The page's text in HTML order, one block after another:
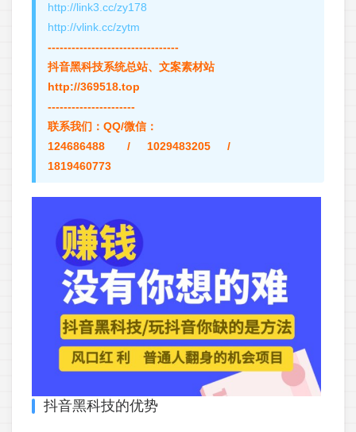
http://link3.cc/zy178
http://vlink.cc/zytm
---------------------------------
抖音黑科技系统总站、文案素材站
http://369518.top
----------------------
联系我们：QQ/微信：
124686488 / 1029483205 /
1819460773
抖音黑科技的优势